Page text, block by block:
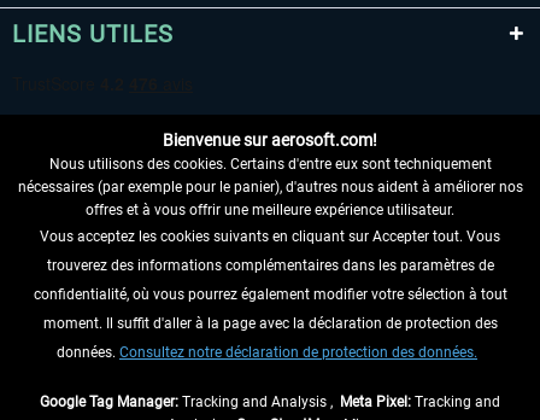
LIENS UTILES
RENONCER AU CONTRAT ICI
INFORMATIONS
NE MANQUEZ PAS LES DERNIÈRES
Bienvenue sur aerosoft.com!
Nous utilisons des cookies. Certains d'entre eux sont techniquement
nécessaires (par exemple pour le panier), d'autres nous aident à améliorer nos
offres et à vous offrir une meilleure expérience utilisateur.
Vous acceptez les cookies suivants en cliquant sur Accepter tout. Vous
trouverez des informations complémentaires dans les paramètres de
confidentialité, où vous pourrez également modifier votre sélection à tout
moment. Il suffit d'aller à la page avec la déclaration de protection des
données. Consultez notre déclaration de protection des données.
Google Tag Manager: Tracking and Analysis , Meta Pixel: Tracking and